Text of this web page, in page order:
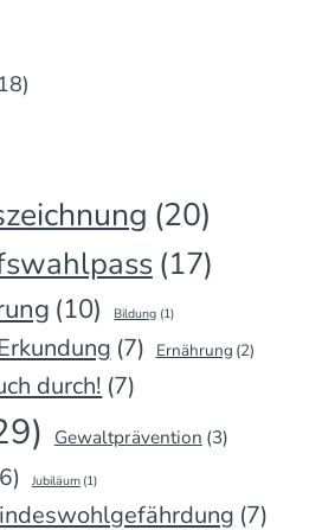
(20)
(17)
(10) Bildung (1)
(7) Ernährung (2)
durch! (7)
Gewaltprävention (3)
Jubiläum (1)
(7)